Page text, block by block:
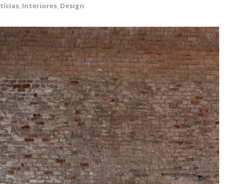
Interiores Design